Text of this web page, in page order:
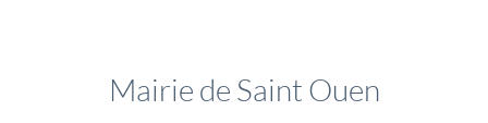
Mairie de Saint Ouen